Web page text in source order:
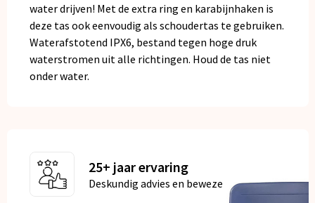
water drijven! Met de extra ring en karabijnhaken is
deze tas ook eenvoudig als schoudertas te gebruiken.
Waterafstotend IPX6, bestand tegen hoge druk
waterstromen uit alle richtingen. Houd de tas niet
onder water.
25+ jaar ervaring
Deskundig advies en bewezen kwaliteit